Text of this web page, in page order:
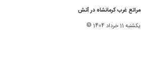
مراتع غرب کرمانشاه در آتش
یکشنبه 11 خرداد 1404